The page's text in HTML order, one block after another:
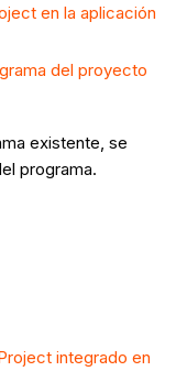
en la aplicación
del proyecto
existente, se
programa.
integrado en